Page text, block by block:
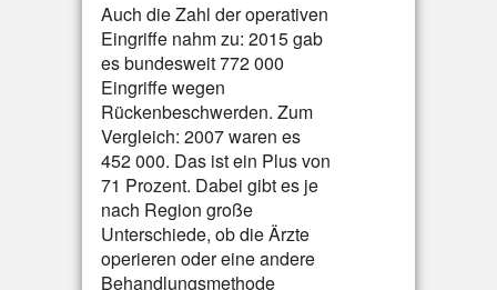
Auch die Zahl der operativen
Eingriffe nahm zu: 2015 gab
es bundesweit 772 000
Eingriffe wegen
Rückenbeschwerden. Zum
Vergleich: 2007 waren es
452 000. Das ist ein Plus von
71 Prozent. Dabei gibt es je
nach Region große
Unterschiede, ob die Ärzte
operieren oder eine andere
Behandlungsmethode